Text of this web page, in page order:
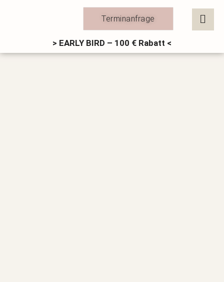
Terminanfrage
> EARLY BIRD – 100 € Rabatt <